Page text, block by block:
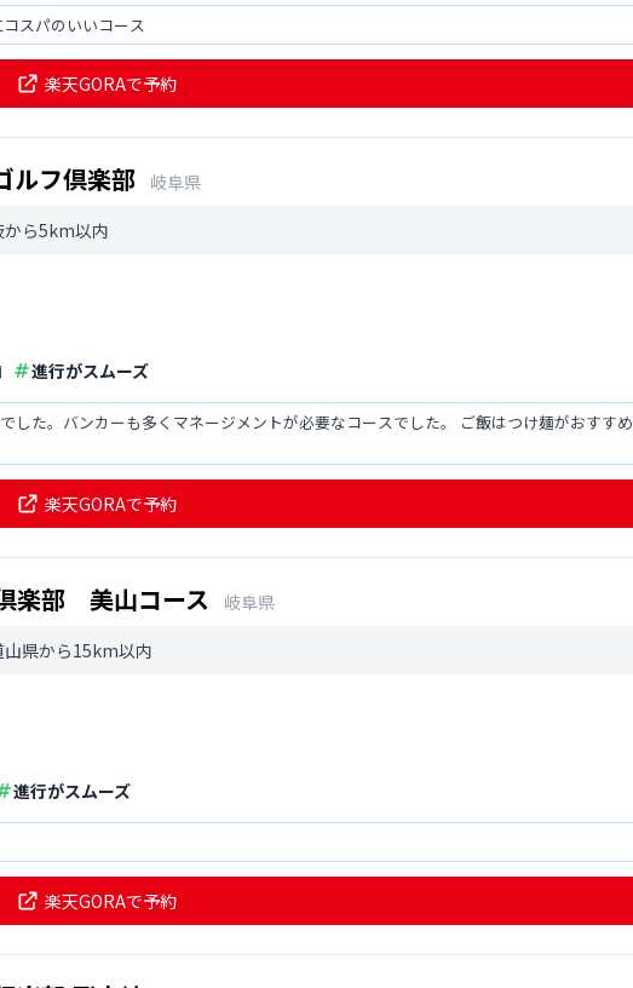
スパのいいコース
楽天GORAで予約
ルフ倶楽部
岐阜県
から5km以内
進行がスムーズ
した。バンカーも多くマネージメントが必要なコースでした。 ご飯はつけ麺がおすすめ
楽天GORAで予約
楽部 美山コース
岐阜県
県から15km以内
進行がスムーズ
楽天GORAで予約